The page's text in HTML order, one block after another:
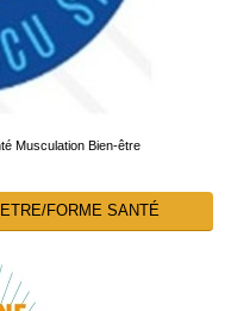
Musculation Bien-être
FORME SANTÉ